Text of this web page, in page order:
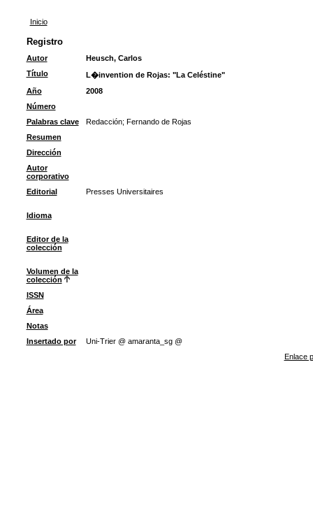
Inicio
Registro
Autor
Heusch, Carlos
Título
L�invention de Rojas: "La Celéstine"
Año
2008
Número
Palabras clave
Redacción; Fernando de Rojas
Resumen
Dirección
Autor
corporativo
Editorial
Presses Universitaires
Idioma
Editor de la
colección
Volumen de la
colección
ISSN
Área
Notas
Insertado por
Uni-Trier @ amaranta_sg @
Enlace